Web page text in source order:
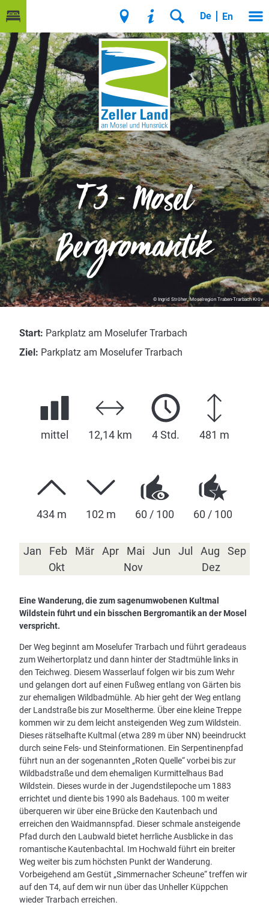
De En
© Ingrid Ströher, Moselregion Traben-Trarbach Kröv
T 3 - Mosel
Bergromantik
Start: Parkplatz am Moselufer Trarbach
Ziel: Parkplatz am Moselufer Trarbach
mittel 12,14 km 4 Std. 481 m
434 m 102 m 60 / 100 60 / 100
Jan Feb Mär Apr Mai Jun Jul Aug
Sep
Okt
Nov Dez
Eine Wanderung, die zum sagenumwobenen Kultmal
Wildstein führt und ein bisschen Bergromantik an der Mosel
verspricht.
Der Weg beginnt am Moselufer Trarbach und führt geradeaus
zum Weihertorplatz und dann hinter der Stadtmühle links in
den Teichweg. Diesem Wasserlauf folgen wir bis zum Wehr
und gelangen dort auf einen Fußweg entlang von Gärten bis
zur ehemaligen Wildbadmühle. Ab hier geht der Weg entlang
der Landstraße bis zur Moseltherme. Über eine kleine Treppe
kommen wir zu dem leicht ansteigenden Weg zum Wildstein.
Dieses rätselhafte Kultmal (etwa 289 m über NN) beeindruckt
durch seine Fels- und Steinformationen. Ein Serpentinenpfad
führt nun an der sogenannten „Roten Quelle“ vorbei bis zur
Wildbadstraße und dem ehemaligen Kurmittelhaus Bad
Wildstein. Dieses wurde in der Jugendstilepoche um 1883
errichtet und diente bis 1990 als Badehaus. 100 m weiter
überqueren wir über eine Brücke den Kautenbach und
erreichen den Waidmannspfad. Dieser schmale ansteigende
Pfad durch den Laubwald bietet herrliche Ausblicke in das
romantische Kautenbachtal. Im Hochwald führt ein breiter
Weg weiter bis zum höchsten Punkt der Wanderung.
Vorbeigehend am Gestüt „Simmernacher Scheune“ treffen wir
auf den T4, auf dem wir nun über das Unheller Küppchen
wieder Trarbach erreichen.